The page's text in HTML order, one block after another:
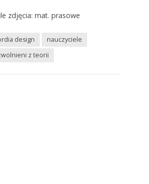
zdjęcia: mat. prasowe
design
nauczyciele
z teorii